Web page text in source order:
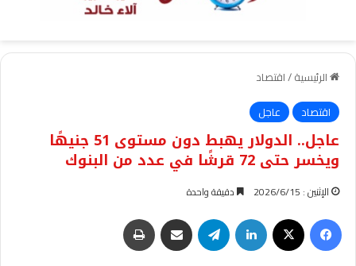
الرئيسية/اقتصاد
اقتصاد
عاجل
عاجل.. الدولار يهبط دون مستوى 51 جنيهًا
ويخسر حتى 72 قرشًا في عدد من البنوك
الإثنين : 2026/6/15 دقيقة واحدة
فيسبوك لينكدإن تيلقرام مشاركة عبر البريد